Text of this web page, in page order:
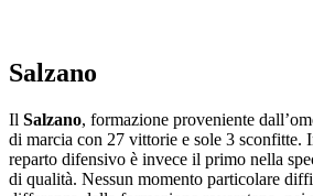
Salzano
Il Salzano, formazione proveniente
di marcia con 27 vittorie e sole 3 sconfitte.
reparto difensivo è invece il primo nella
di qualità. Nessun momento particolare